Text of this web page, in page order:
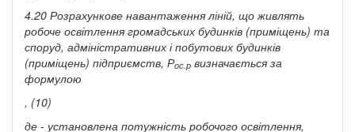
4.20 Розрахункове навантаження ліній, що живлять
робоче освітлення громадських будинків (приміщень) та
споруд, адміністративних і побутових будинків
(приміщень) підприємств, Рос.р визначається за
формулою
, (10)
де - установлена потужність робочого освітлення,